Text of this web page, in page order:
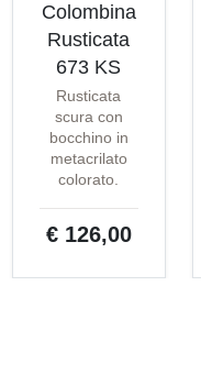
Colombina
Rusticata
673 KS
Rusticata
scura con
bocchino in
metacrilato
colorato.
€ 126,00